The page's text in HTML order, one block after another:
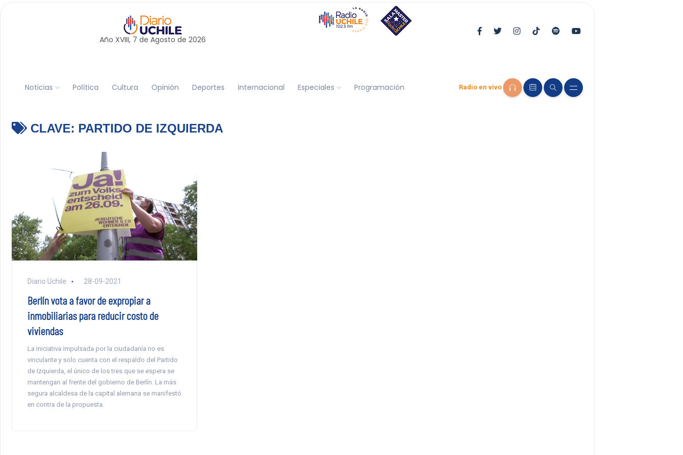
Año XVIII, 7 de Agosto de 2026
Noticias Política Cultura Opinión Deportes Internacional Especiales Programación Radio en vivo
CLAVE: PARTIDO DE IZQUIERDA
Diario Uchile 28-09-2021
Berlín vota a favor de expropiar a
inmobiliarias para reducir costo de
viviendas
La iniciativa impulsada por la ciudadanía no es
vinculante y solo cuenta con el respaldo del Partido
de Izquierda, el único de los tres que se espera se
mantengan al frente del gobierno de Berlín. La más
segura alcaldesa de la capital alemana se manifestó
en contra de la propuesta.